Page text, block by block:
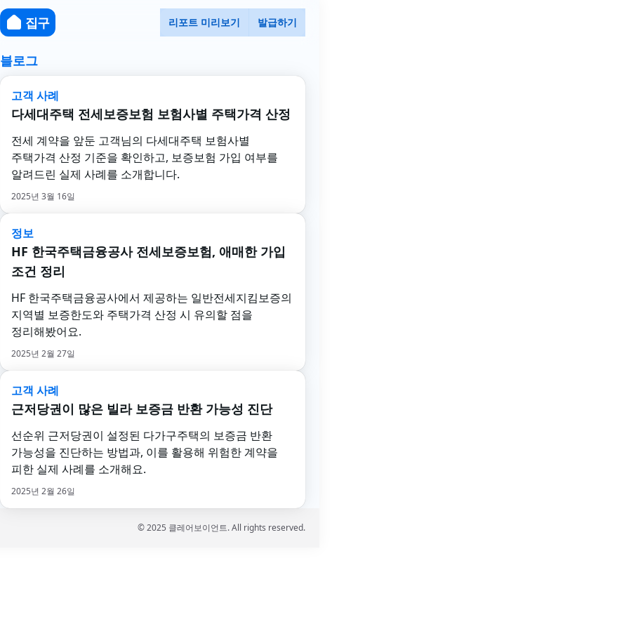
집구 리포트 미리보기 발급하기
블로그
고객 사례
다세대주택 전세보증보험 보험사별 주택가격 산정
전세 계약을 앞둔 고객님의 다세대주택 보험사별
주택가격 산정 기준을 확인하고, 보증보험 가입 여부를
알려드린 실제 사례를 소개합니다.
2025년 3월 16일
정보
HF 한국주택금융공사 전세보증보험, 애매한 가입
조건 정리
HF 한국주택금융공사에서 제공하는 일반전세지킴보증의
지역별 보증한도와 주택가격 산정 시 유의할 점을
정리해봤어요.
2025년 2월 27일
고객 사례
근저당권이 많은 빌라 보증금 반환 가능성 진단
선순위 근저당권이 설정된 다가구주택의 보증금 반환
가능성을 진단하는 방법과, 이를 활용해 위험한 계약을
피한 실제 사례를 소개해요.
2025년 2월 26일
©2025 클레어보이언트. All rights reserved.